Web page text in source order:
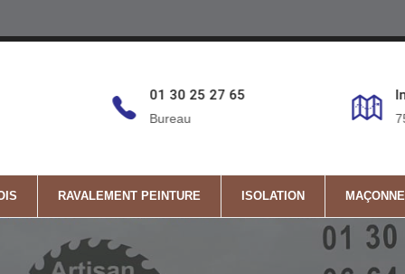
01 30 25 27 65
Bureau
RAVALEMENT PEINTURE ISOLATION